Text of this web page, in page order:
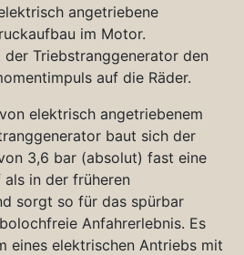
angetriebene
im Motor.
Triebstranggenerator den
auf die Räder.
elektrisch angetriebenem
baut sich der
3,6 bar (absolut) fast eine
als in der früheren
sorgt so für das spürbar
Anfahrerlebnis. Es
eines elektrischen Antriebs mit